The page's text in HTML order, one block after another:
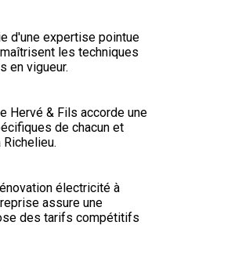
d'une expertise pointue
les techniques
en vigueur.
Hervé & Fils accorde une
de chacun et
électricité à
assure une
des tarifs compétitifs